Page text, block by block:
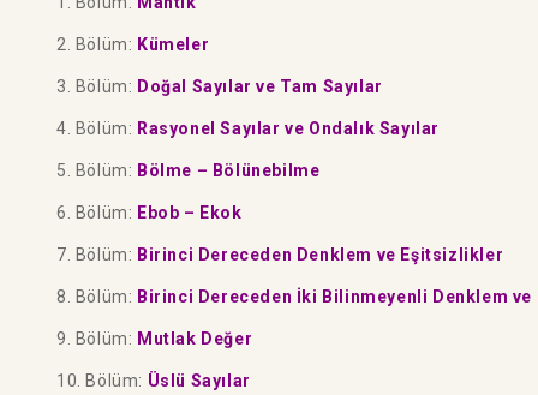
2. Bölüm: Kümeler
3. Bölüm: Doğal Sayılar ve Tam Sayılar
4. Bölüm: Rasyonel Sayılar ve Ondalık Sayılar
5. Bölüm: Bölme – Bölünebilme
6. Bölüm: Ebob – Ekok
7. Bölüm: Birinci Dereceden Denklem ve Eşitsizlikler
8. Bölüm: Birinci Dereceden İki Bilinmeyenli Denklem
9. Bölüm: Mutlak Değer
10. Bölüm: Üslü Sayılar